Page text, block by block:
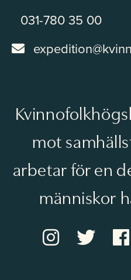
031-780 35 00
mot
arbetar för en
människor